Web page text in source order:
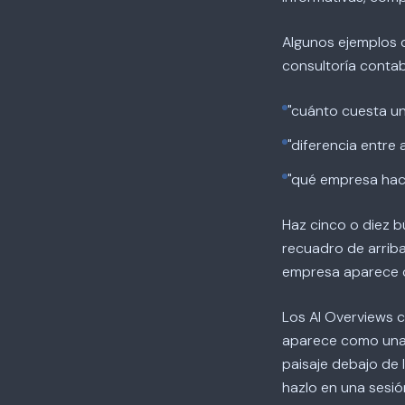
Algunos ejemplos
consultoría
"cuánto cuesta
"diferencia entre
"qué empresa
Haz cinco o diez
recuadro de
empresa
Los AI Overviews
aparece como
paisaje debajo de
hazlo en una